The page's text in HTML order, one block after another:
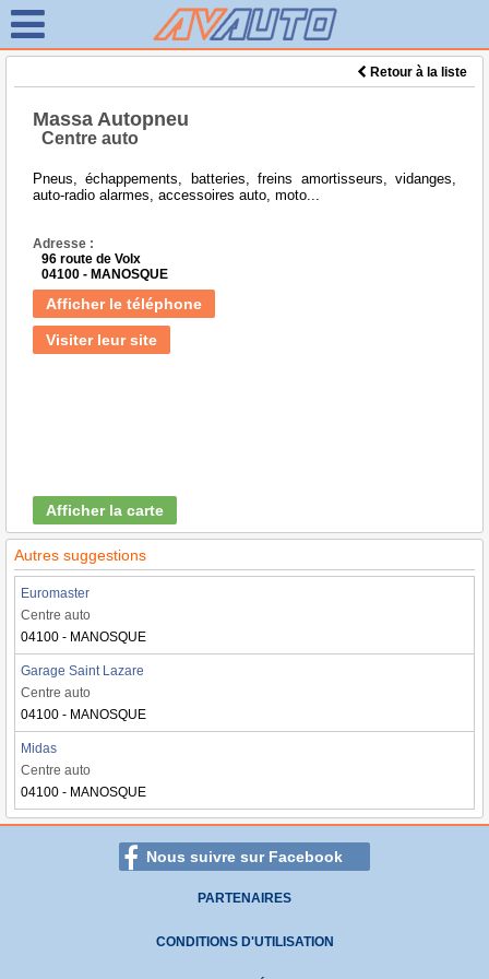
Retour à la liste
Massa Autopneu
Centre auto
Pneus, échappements, batteries, freins amortisseurs, vidanges,
auto-radio alarmes, accessoires auto, moto...
Adresse :
96 route de Volx
04100 - MANOSQUE
Afficher le téléphone
Visiter leur site
Afficher la carte
Autres suggestions
Euromaster
Centre auto
04100 - MANOSQUE
Garage Saint Lazare
Centre auto
04100 - MANOSQUE
Midas
Centre auto
04100 - MANOSQUE
Nous suivre sur Facebook
PARTENAIRES
CONDITIONS D'UTILISATION